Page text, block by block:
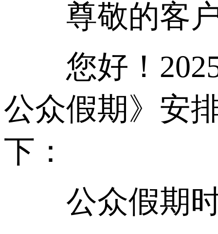
尊敬的客
您好！2025
公众假期》安
下：
公众假期时